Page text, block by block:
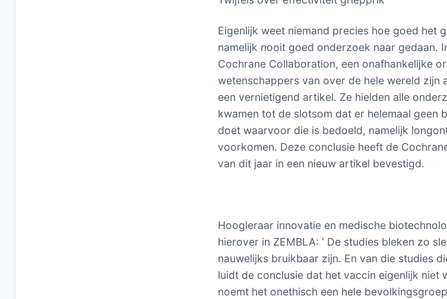
Eigenlijk weet niemand precies hoe goed het
namelijk nooit goed onderzoek naar gedaan.
Cochrane Collaboration, een onafhankelijke
wetenschappers van over de hele wereld zijn
een vernietigend artikel. Ze hielden alle
kwamen tot de slotsom dat er helemaal geen
doet waarvoor die is bedoeld, namelijk
voorkomen. Deze conclusie heeft de
van dit jaar in een nieuw artikel bevestigd.
Hoogleraar innovatie en medische
hierover in ZEMBLA: ‘ De studies bleken zo
nauwelijks bruikbaar zijn. En van die studies
luidt de conclusie dat het vaccin eigenlijk niet
noemt het onethisch een hele